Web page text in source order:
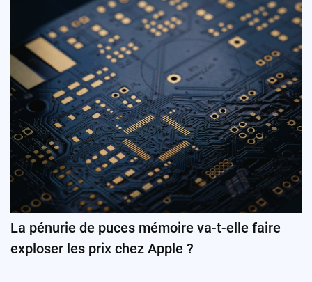
La pénurie de puces mémoire va-t-elle faire
exploser les prix chez Apple ?